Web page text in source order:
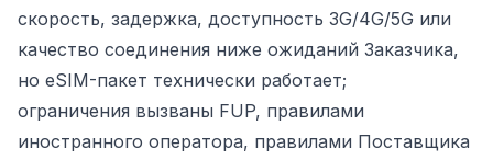
скорость, задержка, доступность 3G/4G/5G или
качество соединения ниже ожиданий Заказчика,
но eSIM-пакет технически работает;
ограничения вызваны FUP, правилами
иностранного оператора, правилами Поставщика